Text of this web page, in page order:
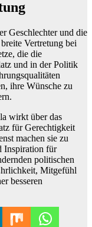
Geschlechter und die
Vertretung bei
die die
und in der Politik
ihre Wünsche zu
wirkt über das
für Gerechtigkeit
machen sie zu
Inspiration für
politischen
Mitgefühl
besseren